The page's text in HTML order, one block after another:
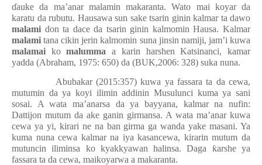
ɗauke da ma’anar malamin makaranta. Wato mai koyar da
karatu da rubutu. Hausawa sun sake tsarin ginin kalmar ta dawo
malami don ta dace da tsarin ginin kalmomin Hausa. Kalmar
malami tana cikin jerin kalmomin suna jinsin namiji, jam’i kuwa
malamai komalummaa karin harshen Katsinanci, kamar
yadda (Abraham, 1975: 650) da (BUK,2006: 328) suka nuna.
Abubakar (2015:357) kuwa ya fassara ta da cewa,
mutumin da ya koyi ilimin addinin Musulunci kuma ya sani
sosai. A wata ma’anarsa da ya bayyana, kalmar na nufin:
Dattijon mutum da ake ganin girmansa. A wata ma’anar kuwa
cewa ya yi, kirari ne na ban girma ga wanda yake masani. Ya
kuma nuna cewa kalmar na iya kasancewa, kirarin mutum da
mutuncin iliminsa ko kyakkyawan halinsa. Daga ƙarshe ya
fassara ta da cewa, maikoyarwa a makaranta.